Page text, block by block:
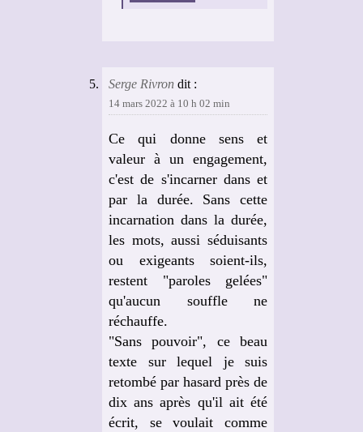
Serge Rivron dit :
14 mars 2022 à 10 h 02 min
Ce qui donne sens et
valeur à un engagement,
c'est de s'incarner dans et
par la durée. Sans cette
incarnation dans la durée,
les mots, aussi séduisants
ou exigeants soient-ils,
restent "paroles gelées"
qu'aucun souffle ne
réchauffe.
"Sans pouvoir", ce beau
texte sur lequel je suis
retombé par hasard près de
dix ans après qu'il ait été
écrit, se voulait comme